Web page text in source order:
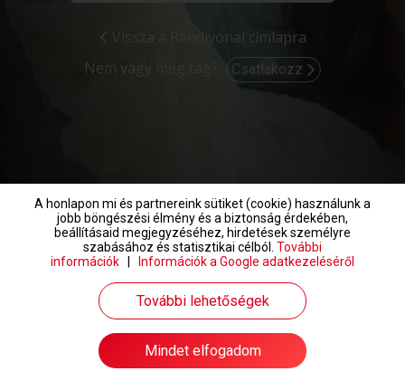
Vissza a Randivonal címlapra
Nem vagy még tag?
Csatlakozz
A honlapon mi és partnereink sütiket (cookie) használunk a
jobb böngészési élmény és a biztonság érdekében,
beállításaid megjegyzéséhez, hirdetések személyre
szabásához és statisztikai célból. További
információk
Információk a Google adatkezeléséről
További lehetőségek
Mindet elfogadom